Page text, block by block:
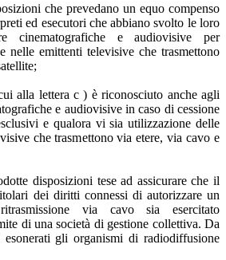
che prevedano un equo compenso
ed esecutori che abbiano svolto le loro
cinematografiche e audiovisive per
nelle emittenti televisive che trasmettono
alla lettera c ) è riconosciuto anche agli
e audiovisive in caso di cessione
e qualora vi sia utilizzazione delle
che trasmettono via etere, via cavo e
disposizioni tese ad assicurare che il
dei diritti connessi di autorizzare un
via cavo sia esercitato
di una società di gestione collettiva. Da
esonerati gli organismi di radiodiffusione